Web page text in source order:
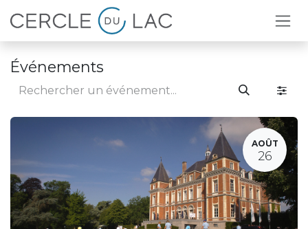
Se rendre au contenu
Événements
AOÛT
26